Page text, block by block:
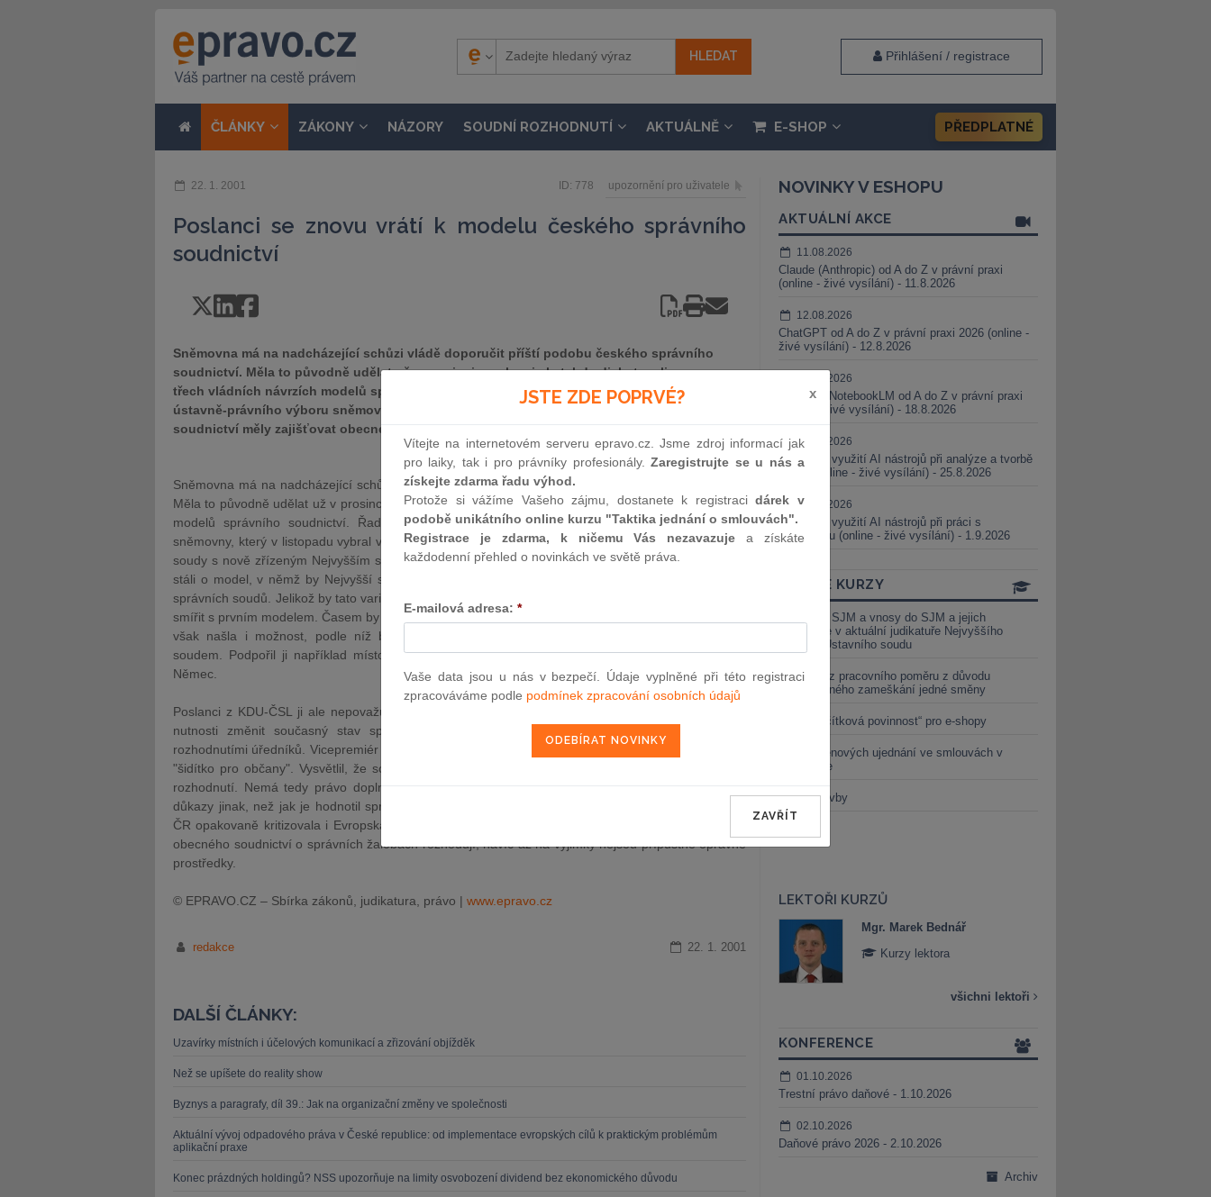
Přihlášení / registrace
ČLÁNKY ZÁKONY NÁZORY SOUDNÍ ROZHODNUTÍ AKTUÁLNĚ E-SHOP PŘEDPLATNÉ
22. 1. 2001 ID: 778 upozornění pro uživatele
Poslanci se znovu vrátí k modelu českého správního
soudnictví
Sněmovna má na nadcházející schůzi vládě doporučit příští podobu českého správního
soudnictví. Měla to původně udělat už v prosinci, poslanci ale tehdy diskutovali pouze o
třech vládních návrzích modelů správního soudnictví. Řada poslanců se přiklonila k návrhu
ústavně-právního výboru sněmovny, který v listopadu vybral variantu, podle níž by správní
soudnictví měly zajišťovat obecné soudy s nově zřízeným Nejvyšším správním soudem.
Sněmovna má na nadcházející schůzi vládě doporučit příští podobu českého správního soudnictví.
Měla to původně udělat už v prosinci, poslanci ale tehdy diskutovali pouze o třech vládních návrzích
modelů správního soudnictví. Řada poslanců se přiklonila k návrhu ústavně-právního výboru
sněmovny, který v listopadu vybral variantu, podle níž by správní soudnictví měly zajišťovat obecné
soudy s nově zřízeným Nejvyšším správním soudem. Někteří z nich přitom neskrývali, že nejvíc by
stáli o model, v němž by Nejvyšší správní soud působil jako vrcholný orgán samostatné soustavy
správních soudů. Jelikož by tato varianta byla personálně i materiálně nejnáročnější, jsou ochotni se
smířit s prvním modelem. Časem by z něj totiž bylo možné k náročnější variantě přejít. Své zastánce
však našla i možnost, podle níž by správní soudnictví zajišťovaly obecné soudy s Nejvyšším
soudem. Podpořil ji například místopředseda ODS Ivan Langer a poslanec Unie svobody Pavel
Němec.
Poslanci z KDU-ČSL ji ale nepovažují za skutečnou reformu. Všichni poslanci se však shodují na
nutnosti změnit současný stav správního soudnictví, které má lidem sloužit k obraně před
rozhodnutími úředníků. Vicepremiér Pavel Rychetský jeho dnešní podobu nedávno označil za jakési
"šidítko pro občany". Vysvětlil, že soud se musí omezit jen na posouzení zákonnosti napadeného
rozhodnutí. Nemá tedy právo doplnit řízení o jakékoli důkazy, dokonce nemá ani právo hodnotit
důkazy jinak, než jak je hodnotil správní orgán, zdůraznil Rychetský. Za stav správního soudnictví
ČR opakovaně kritizovala i Evropská komise. Proti verdiktům zvláštních senátů, které nyní v rámci
obecného soudnictví o správních žalobách rozhodují, navíc až na výjimky nejsou přípustné opravné
prostředky.
© EPRAVO.CZ – Sbírka zákonů, judikatura, právo | www.epravo.cz
redakce 22. 1. 2001
DALŠÍ ČLÁNKY:
Uzavírky místních i účelových komunikací a zřizování objížděk
Než se upíšete do reality show
Byznys a paragrafy, díl 39.: Jak na organizační změny ve společnosti
Aktuální vývoj odpadového práva v České republice: od implementace evropských cílů k praktickým problémům
aplikační praxe
Konec prázdných holdingů? NSS upozorňuje na limity osvobození dividend bez ekonomického důvodu
NOVINKY V ESHOPU
AKTUÁLNÍ AKCE
11.08.2026
Claude (Anthropic) od A do Z v právní praxi
(online - živé vysílání) - 11.8.2026
12.08.2026
ChatGPT od A do Z v právní praxi 2026 (online -
živé vysílání) - 12.8.2026
18.08.2026
Gemini a NotebookLM od A do Z v právní praxi
(online - živé vysílání) - 18.8.2026
25.08.2026
Praktické využití AI nástrojů při analýze a tvorbě
smluv (online - živé vysílání) - 25.8.2026
01.09.2026
Praktické využití AI nástrojů při práci s
judikaturou (online - živé vysílání) - 1.9.2026
ONLINE KURZY
Vnosy ze SJM a vnosy do SJM a jejich
valorizace v aktuální judikatuře Nejvyššího
soudu a Ústavního soudu
Výpověď z pracovního poměru z důvodu
neomluveného zameškání jedné směny
Nová „tlačítková povinnost“ pro e-shopy
Změna cenových ujednání ve smlouvách v
energetice
Černé stavby
LEKTOŘI KURZŮ
Mgr. Marek Bednář
Kurzy lektora
všichni lektoři
KONFERENCE
01.10.2026
Trestní právo daňové - 1.10.2026
02.10.2026
Daňové právo 2026 - 2.10.2026
Archiv
JSTE ZDE POPRVÉ? x
Vítejte na internetovém serveru epravo.cz. Jsme zdroj informací jak
pro laiky, tak i pro právníky profesionály.Zaregistrujte se u nás a
získejte zdarma řadu výhod.
Protože si vážíme Vašeho zájmu, dostanete k registracidárek v
podobě unikátního online kurzu "Taktika jednání o smlouvách".
Registrace je zdarma, k ničemu Vás nezavazuje a získáte
každodenní přehled o novinkách ve světě práva.
E-mailová adresa: *
Vaše data jsou u nás v bezpečí. Údaje vyplněné při této registraci
zpracováváme podle podmínek zpracování osobních údajů
ZAVŘÍT